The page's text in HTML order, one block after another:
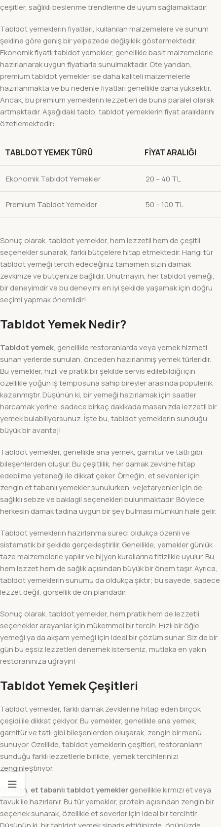
çeşitler, sağlıklı beslenme trendlerine de uyum sağlamaktadır.
Tabldot yemeklerin fiyatları, kullanılan malzemelere ve sunum
şekline göre geniş bir yelpazede değişiklik göstermektedir.
Ekonomik fiyatlı tabldot yemekler, genellikle basit malzemelerle
hazırlanarak uygun fiyatlarla sunulmaktadır. Öte yandan,
premium tabldot yemekler ise daha kaliteli malzemelerle
hazırlanmakta ve bu nedenle fiyatları genellikle daha yüksektir.
Ancak, bu premium yemeklerin lezzetleri de buna paralel olarak
artmaktadır. Aşağıdaki tablo, tabldot yemeklerin fiyat aralıklarını
özetlemektedir:
TABLDOT YEMEK TÜRÜ FIYAT ARALIĞI
Ekonomik Tabldot Yemekler 20 – 40 TL
Premium Tabldot Yemekler 50 – 100 TL
Sonuç olarak, tabldot yemekler, hem lezzetli hem de çeşitli
seçenekler sunarak, farklı bütçelere hitap etmektedir. Hangi tür
tabldot yemeği tercih edeceğiniz tamamen sizin damak
zevkinize ve bütçenize bağlıdır. Unutmayın, her tabldot yemeği,
bir deneyimdir ve bu deneyimi en iyi şekilde yaşamak için doğru
seçimi yapmak önemlidir!
Tabldot Yemek Nedir?
Tabldot yemek, genellikle restoranlarda veya yemek hizmeti
sunan yerlerde sunulan, önceden hazırlanmış yemek türleridir.
Bu yemekler, hızlı ve pratik bir şekilde servis edilebildiği için
özellikle yoğun iş temposuna sahip bireyler arasında popülerlik
kazanmıştır. Düşünün ki, bir yemeği hazırlamak için saatler
harcamak yerine, sadece birkaç dakikada masanızda lezzetli bir
yemek bulabiliyorsunuz. İşte bu, tabldot yemeklerin sunduğu
büyük bir avantaj!
Tabldot yemekler, genellikle ana yemek, garnitür ve tatlı gibi
bileşenlerden oluşur. Bu çeşitlilik, her damak zevkine hitap
edebilme yeteneği ile dikkat çeker. Örneğin, et sevenler için
zengin et tabanlı yemekler sunulurken, vejetaryenler için de
sağlıklı sebze ve baklagil seçenekleri bulunmaktadır. Böylece,
herkesin damak tadına uygun bir şey bulması mümkün hale gelir.
Tabldot yemeklerin hazırlanma süreci oldukça özenli ve
sistematik bir şekilde gerçekleştirilir. Genellikle, yemekler günlük
taze malzemelerle yapılır ve hijyen kurallarına titizlikle uyulur. Bu,
hem lezzet hem de sağlık açısından büyük bir önem taşır. Ayrıca,
tabldot yemeklerin sunumu da oldukça şıktır; bu sayede, sadece
lezzet değil, görsellik de ön plandadır.
Sonuç olarak, tabldot yemekler, hem pratik hem de lezzetli
seçenekler arayanlar için mükemmel bir tercih. Hızlı bir öğle
yemeği ya da akşam yemeği için ideal bir çözüm sunar. Siz de bir
gün bu eşsiz lezzetleri denemek isterseniz, mutlaka en yakın
restoranınıza uğrayın!
Tabldot Yemek Çeşitleri
Tabldot yemekler, farklı damak zevklerine hitap eden birçok
çeşidi ile dikkat çekiyor. Bu yemekler, genellikle ana yemek,
garnitür ve tatlı gibi bileşenlerden oluşarak, zengin bir menü
sunuyor. Özellikle, tabldot yemeklerin çeşitleri, restoranların
sunduğu farklı lezzetlerle birlikte, yemek tercihlerinizi
zenginleştiriyor.
Örneğin, et tabanlı tabldot yemeklergenellikle kırmızı et veya
tavuk ile hazırlanır. Bu tür yemekler, protein açısından zengin bir
seçenek sunarak, özellikle et severler için ideal bir tercihtir.